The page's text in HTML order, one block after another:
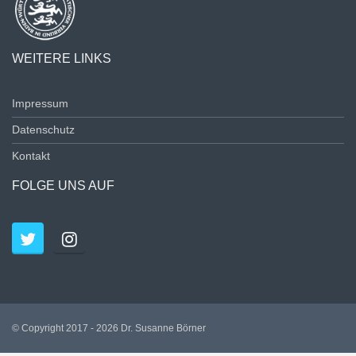
WEITERE LINKS
Impressum
Datenschutz
Kontakt
FOLGE UNS AUF
© Copyright 2017 - 2026 Dr. Susanne Börner